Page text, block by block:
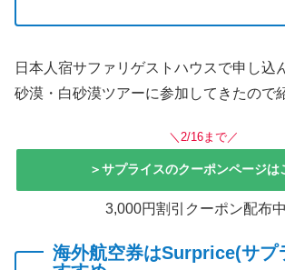
日本人宿サファリゲストハウスで申し込
砂漠・白砂漠ツアーに参加してきたので
＼2/16まで／
＞サプライスのクーポンページは
3,000円割引クーポン配布中
海外航空券はSurprice(サプ